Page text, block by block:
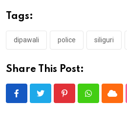
Tags:
dipawali police siliguri
Share This Post:
PinterestWhatsappCloud